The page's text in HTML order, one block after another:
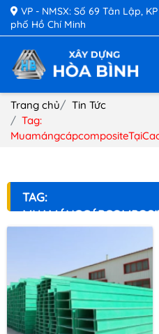
VP - NMSX: Số 69 Tân Lập,
phố Hồ Chí Minh
Trang chủ
Tin Tức
Tag:
TAG: